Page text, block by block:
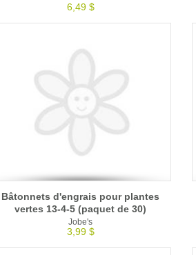
6,49 $
Bâtonnets d'engrais pour plantes
vertes 13-4-5 (paquet de 30)
Jobe's
3,99 $